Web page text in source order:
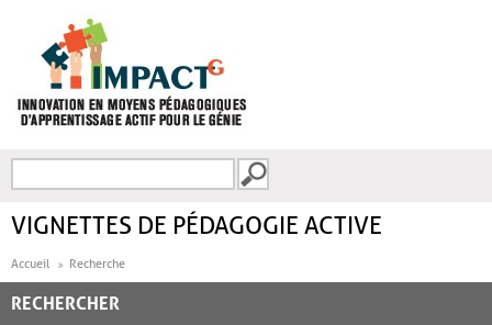
FORMULAIRE DE
VIGNETTES DE PÉDAGOGIE ACTIVE
Accueil Recherche
RECHERCHER